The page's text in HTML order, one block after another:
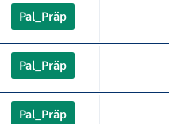
Pal_Präp
Pal_Präp
Pal_Präp